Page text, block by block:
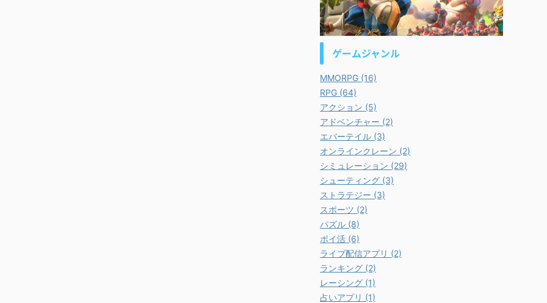
ゲームジャンル
MMORPG (16)
RPG (64)
アクション (5)
アドベンチャー (2)
エバーテイル (3)
オンラインクレーン (2)
シミュレーション (29)
シューティング (3)
ストラテジー (3)
スポーツ (2)
パズル (8)
ポイ活 (6)
ライブ配信アプリ (2)
ランキング (2)
レーシング (1)
占いアプリ (1)